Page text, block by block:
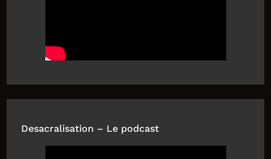
Desacralisation – Le podcast